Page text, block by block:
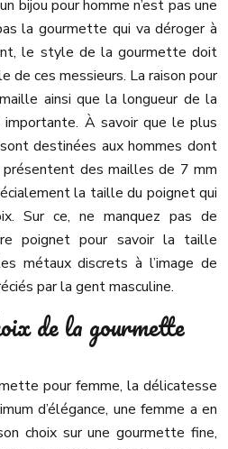
bijou pour homme n’est pas une
la gourmette qui va déroger à
le style de la gourmette doit
de ces messieurs. La raison pour
ainsi que la longueur de la
importante. À savoir que le plus
destinées aux hommes dont
des mailles de 7 mm
la taille du poignet qui
Sur ce, ne manquez pas de
poignet pour savoir la taille
métaux discrets à l’image de
par la gent masculine.
de la gourmette
pour femme, la délicatesse
d’élégance, une femme a en
choix sur une gourmette fine,